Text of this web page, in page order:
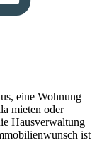
eine Wohnung
mieten oder
Hausverwaltung
ist